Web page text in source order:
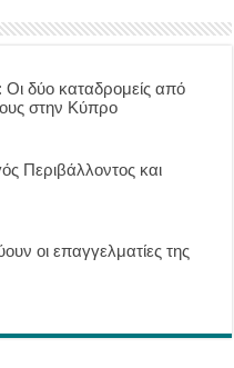
Οι δύο καταδρομείς από
στην Κύπρο
Περιβάλλοντος και
οι επαγγελματίες της